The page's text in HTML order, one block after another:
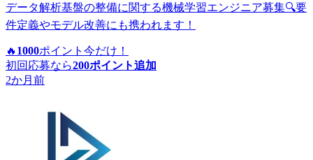
データ解析基盤の整備に関する機械学習エンジニア募集🔍要
件定義やモデル改善にも携われます！
🔥 1000ポイント 今だけ！
初回応募なら200ポイント追加
2か月前